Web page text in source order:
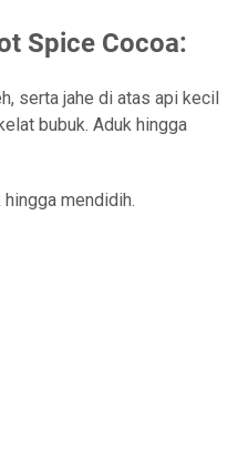
Spice Cocoa:
serta jahe di atas api kecil
bubuk. Aduk hingga
hingga mendidih.